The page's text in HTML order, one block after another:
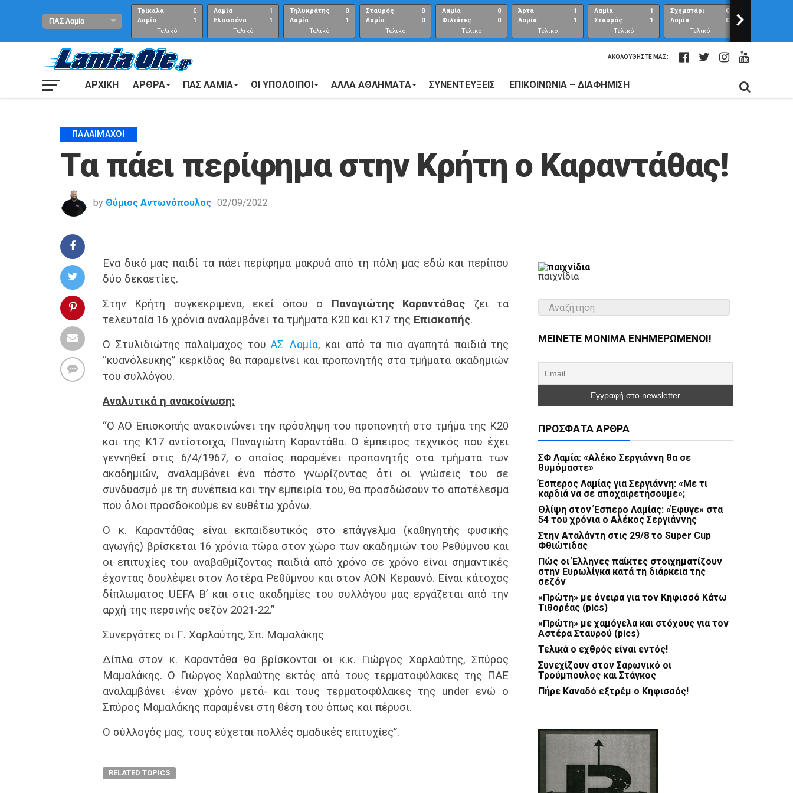
Τρίκαλα
Λαμία
0
1
Τελικό
αποτέλεσμα
Λαμία
Ελασσόνα
1
1
Τελικό
Αποτέλεσμα
Τηλυκράτης
Λαμία
0
1
Τελικό
αποτέλεσμα
Σταυρός
Λαμία
0
0
Τελικό
αποτέλεσμα
Λαμία
Φιλιάτες
0
0
Τελικό
Αποτέλεσμα
Άρτα
Λαμία
1
1
Τελικό
αποτέλεσμα
Λαμία
Σταυρός
1
1
Τελικό
αποτέλεσμα
Σχηματάρι
Λαμία
0
0
Τελικό
αποτέλεσμα
>
ΑΚΟΛΟΥΘΉΣΤΕ ΜΑΣ:
ΑΡΧΙΚΗ ΑΡΘΡΑ ΠΑΣ ΛΑΜΙΑ ΟΙ ΥΠΟΛΟΙΠΟΙ ΑΛΛΑ ΑΘΛΗΜΑΤΑ ΣΥΝΕΝΤΕΎΞΕΙΣ ΕΠΙΚΟΙΝΩΝΊΑ – ΔΙΑΦΉΜΙΣΗ
ΠΑΛΑΊΜΑΧΟΙ
Τα πάει περίφημα στην Κρήτη ο Καραντάθας!
by Θύμιος Αντωνόπουλος 02/09/2022
Ένα δικό μας παιδί τα πάει περίφημα μακρυά από τη πόλη μας εδώ και περίπου
δύο δεκαετίες.
Στην Κρήτη συγκεκριμένα, εκεί όπου ο Παναγιώτης Καραντάθας ζει τα
τελευταία 16 χρόνια αναλαμβάνει τα τμήματα Κ20 και Κ17 της Επισκοπής.
Ο Στυλιδιώτης παλαίμαχος του ΑΣ Λαμία, και από τα πιο αγαπητά παιδιά της
“κυανόλευκης” κερκίδας θα παραμείνει και προπονητής στα τμήματα ακαδημιών
του συλλόγου.
Αναλυτικά η ανακοίνωση:
“Ο ΑΟ Επισκοπής ανακοινώνει την πρόσληψη του προπονητή στο τμήμα της Κ20
και της Κ17 αντίστοιχα, Παναγιώτη Καραντάθα. Ο έμπειρος τεχνικός που έχει
γεννηθεί στις 6/4/1967, ο οποίος παραμένει προπονητής στα τμήματα των
ακαδημιών, αναλαμβάνει ένα πόστο γνωρίζοντας ότι οι γνώσεις του σε
συνδυασμό με τη συνέπεια και την εμπειρία του, θα προσδώσουν το αποτέλεσμα
που όλοι προσδοκούμε εν ευθέτω χρόνω.
Ο κ. Καραντάθας είναι εκπαιδευτικός στο επάγγελμα (καθηγητής φυσικής
αγωγής) βρίσκεται 16 χρόνια τώρα στον χώρο των ακαδημιών του Ρεθύμνου και
οι επιτυχίες του αναβαθμίζοντας παιδιά από χρόνο σε χρόνο είναι σημαντικές
έχοντας δουλέψει στον Αστέρα Ρεθύμνου και στον ΑΟΝ Κεραυνό. Είναι κάτοχος
δίπλωματος UEFA B’ και στις ακαδημίες του συλλόγου μας εργάζεται από την
αρχή της περσινής σεζόν 2021-22.”
Συνεργάτες οι Γ. Χαρλαύτης, Σπ. Μαμαλάκης
Δίπλα στον κ. Καραντάθα θα βρίσκονται οι κ.κ. Γιώργος Χαρλαύτης, Σπύρος
Μαμαλάκης. Ο Γιώργος Χαρλαύτης εκτός από τους τερματοφύλακες της ΠΑΕ
αναλαμβάνει -έναν χρόνο μετά- και τους τερματοφύλακες της under ενώ ο
Σπύρος Μαμαλάκης παραμένει στη θέση του όπως και πέρυσι.
Ο σύλλογός μας, τους εύχεται πολλές ομαδικές επιτυχίες”.
RELATED TOPICS
παιχνίδια
ΜΕΊΝΕΤΕ ΜΌΝΙΜΑ ΕΝΗΜΕΡΏΜΕΝΟΙ!
ΠΡΌΣΦΑΤΑ ΆΡΘΡΑ
ΣΦ Λαμία: «Αλέκο Σεργιάννη θα σε
θυμόμαστε»
Έσπερος Λαμίας για Σεργιάννη: «Με τι
καρδιά να σε αποχαιρετήσουμε»;
Θλίψη στον Έσπερο Λαμίας: «Έφυγε» στα
54 του χρόνια ο Αλέκος Σεργιάννης
Στην Αταλάντη στις 29/8 το Super Cup
Φθιώτιδας
Πώς οι Έλληνες παίκτες στοιχηματίζουν
στην Ευρωλίγκα κατά τη διάρκεια της
σεζόν
«Πρώτη» με όνειρα για τον Κηφισσό Κάτω
Τιθορέας (pics)
«Πρώτη» με χαμόγελα και στόχους για τον
Αστέρα Σταυρού (pics)
Τελικά ο εχθρός είναι εντός!
Συνεχίζουν στον Σαρωνικό οι
Τρούμπουλος και Στάγκος
Πήρε Καναδό εξτρέμ ο Κηφισσός!